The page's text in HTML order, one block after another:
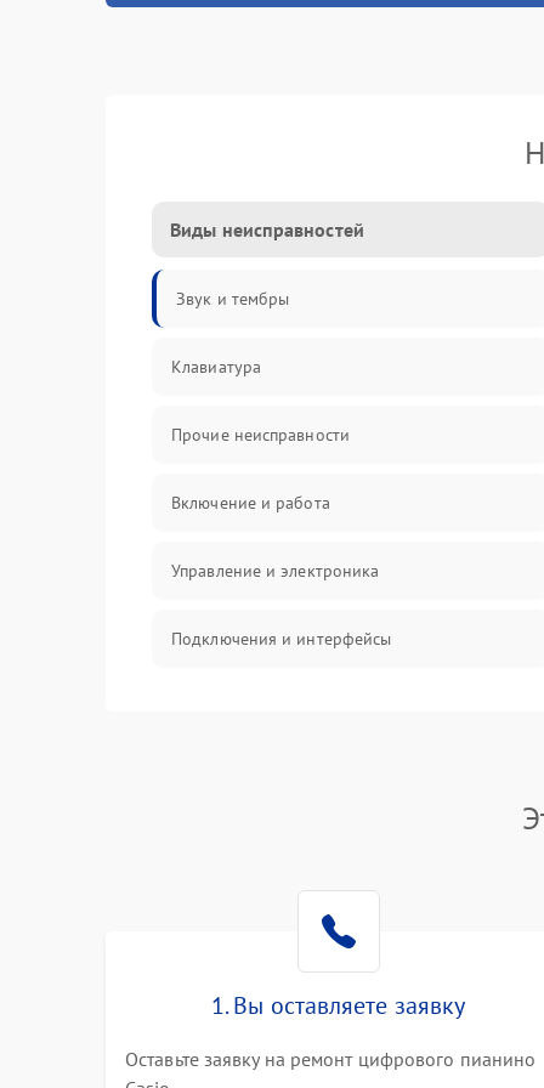
Виды неисправностей
Звук и тембры
Клавиатура
Прочие неисправности
Включение и работа
Управление и электроника
Подключения и интерфейсы
1. Вы оставляете заявку
Оставьте заявку на ремонт цифрового пианино